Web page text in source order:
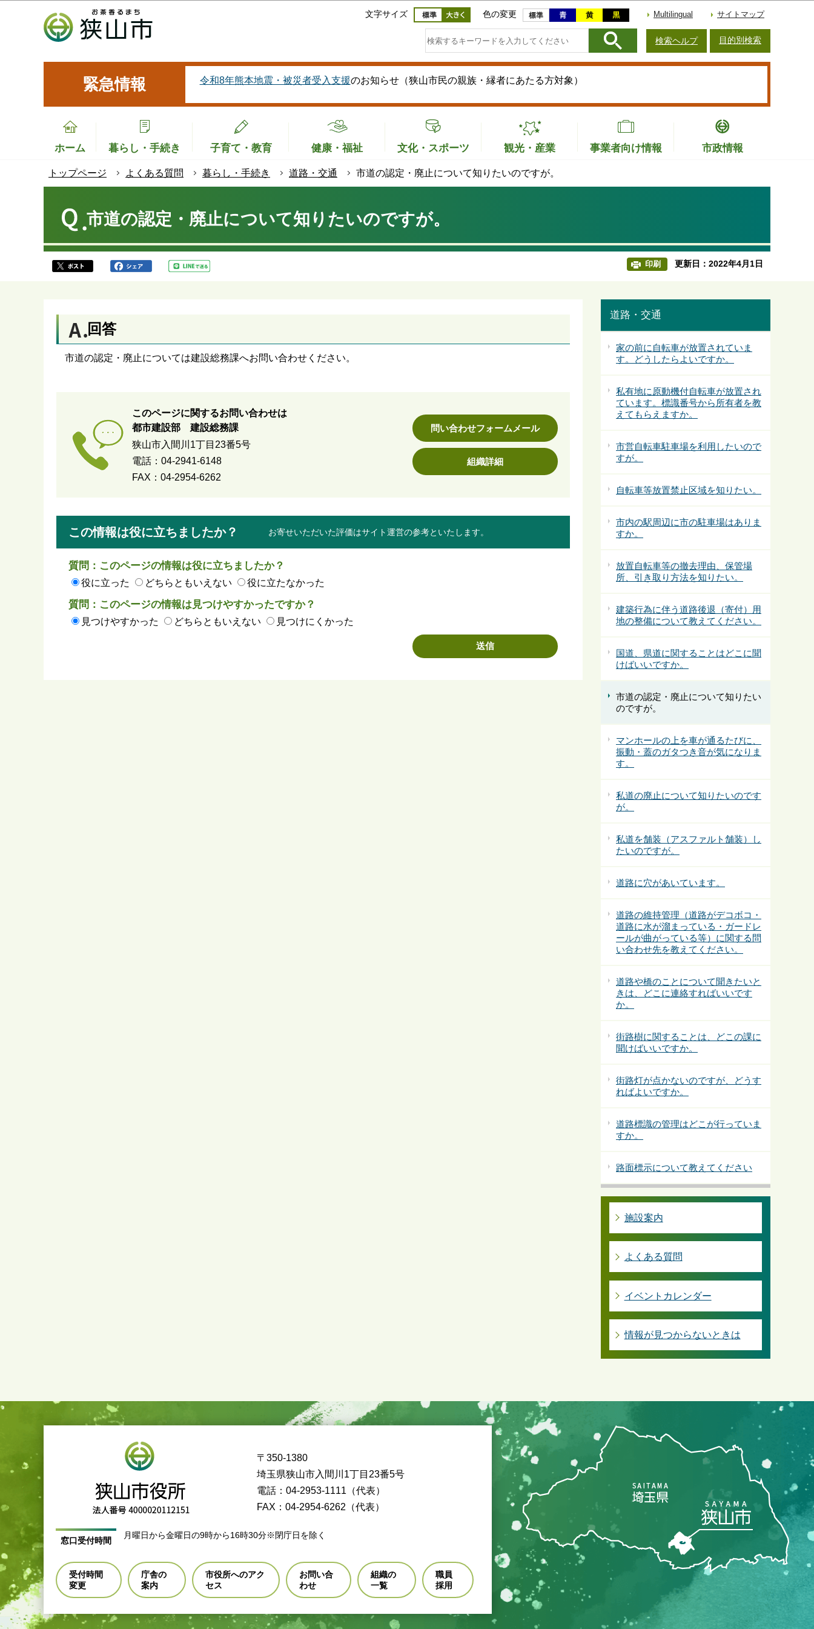
このページの本文へ移動
文字サイズ 色の変更 Multilingual サイトマップ
検索ヘルプ 目的別検索
緊急情報 令和8年熊本地震・被災者受入支援のお知らせ（狭山市民の親族・縁者にあたる方対象）
ホーム 暮らし・手続き 子育て・教育 健康・福祉 文化・スポーツ 観光・産業 事業者向け情報 市政情報
トップページ よくある質問 暮らし・手続き 道路・交通 市道の認定・廃止について知りたいのですが。
市道の認定・廃止について知りたいのですが。
印刷 更新日：2022年4月1日
回答
市道の認定・廃止については建設総務課へお問い合わせください。
このページに関するお問い合わせは
都市建設部 建設総務課
狭山市入間川1丁目23番5号
電話：04-2941-6148
FAX：04-2954-6262
問い合わせフォームメール
組織詳細
この情報は役に立ちましたか？ お寄せいただいた評価はサイト運営の参考といたします。
質問：このページの情報は役に立ちましたか？
役に立った どちらともいえない 役に立たなかった
質問：このページの情報は見つけやすかったですか？
見つけやすかった どちらともいえない 見つけにくかった
道路・交通
家の前に自転車が放置されていま
す。どうしたらよいですか。
私有地に原動機付自転車が放置され
ています。標識番号から所有者を教
えてもらえますか。
市営自転車駐車場を利用したいので
すが。
自転車等放置禁止区域を知りたい。
市内の駅周辺に市の駐車場はありま
すか。
放置自転車等の撤去理由、保管場
所、引き取り方法を知りたい。
建築行為に伴う道路後退（寄付）用
地の整備について教えてください。
国道、県道に関することはどこに聞
けばいいですか。
市道の認定・廃止について知りたい
のですが。
マンホールの上を車が通るたびに、
振動・蓋のガタつき音が気になりま
す。
私道の廃止について知りたいのです
が。
私道を舗装（アスファルト舗装）し
たいのですが。
道路に穴があいています。
道路の維持管理（道路がデコボコ・
道路に水が溜まっている・ガードレ
ールが曲がっている等）に関する問
い合わせ先を教えてください。
道路や橋のことについて聞きたいと
きは、どこに連絡すればいいです
か。
街路樹に関することは、どこの課に
聞けばいいですか。
街路灯が点かないのですが、どうす
ればよいですか。
道路標識の管理はどこが行っていま
すか。
路面標示について教えてください
施設案内
よくある質問
イベントカレンダー
情報が見つからないときは
〒350-1380
埼玉県狭山市入間川1丁目23番5号
電話：04-2953-1111（代表）
FAX：04-2954-6262（代表）
窓口受付時間
月曜日から金曜日の9時から16時30分※閉庁日を除く
受付時間
変更
庁舎の
案内
市役所へのアク
セス
お問い合
わせ
組織の
一覧
職員
採用